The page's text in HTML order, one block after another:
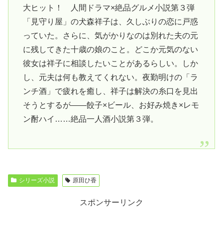
大ヒット！ 人間ドラマ×絶品グルメ小説第３弾
「見守り屋」の犬森祥子は、久しぶりの恋に戸惑
っていた。さらに、気がかりなのは別れた夫の元
に残してきた十歳の娘のこと。どこか元気のない
彼女は祥子に相談したいことがあるらしい。しか
し、元夫は何も教えてくれない。夜勤明けの「ラ
ンチ酒」で疲れを癒し、祥子は解決の糸口を見出
そうとするが――餃子×ビール、お好み焼き×レモ
ン酎ハイ……絶品一人酒小説第３弾。
シリーズ小説 原田ひ香
スポンサーリンク